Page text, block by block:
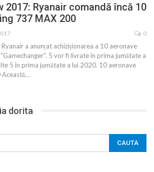
2017: Ryanair comandă încă 10
737 MAX 200
0
a anunțat achiziționarea a 10 aeronave
5 vor fi livrate în prima jumătate a
5 în prima jumătate a lui 2020. 10 aeronave
Această…
dorita